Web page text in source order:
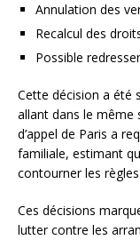
Annulation des
Recalcul des
Possible
Cette décision a été
allant dans le même
d’appel de Paris a
familiale, estimant
contourner les
Ces décisions
lutter contre les